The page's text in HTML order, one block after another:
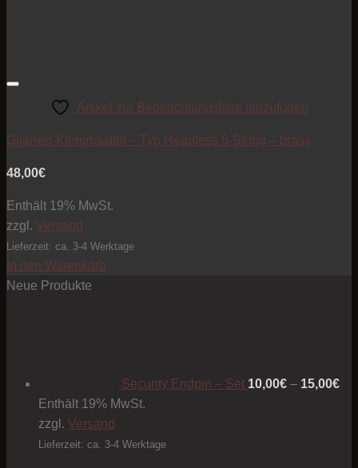
Artikel zur Beobachtungsliste hinzufügen
Gitarren-Klemmsattel – Typ Headless 6-String – brass
48,00€
Enthält 19% MwSt.
zzgl. Versand
Lieferzeit: ca. 3-4 Werktage
In den Warenkorb
Neue Produkte
Security Endpin – Set 10,00€ – 15,00€
Enthält 19% MwSt.
zzgl. Versand
Lieferzeit: ca. 3-4 Werktage